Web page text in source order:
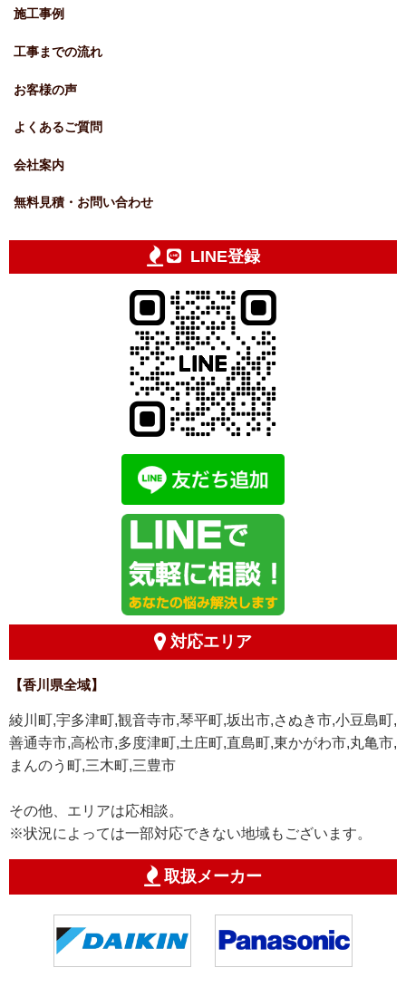
施工事例
工事までの流れ
お客様の声
よくあるご質問
会社案内
無料見積・お問い合わせ
LINE登録
対応エリア
【香川県全域】
綾川町,宇多津町,観音寺市,琴平町,坂出市,さぬき市,小豆島町,
善通寺市,高松市,多度津町,土庄町,直島町,東かがわ市,丸亀市,
まんのう町,三木町,三豊市
その他、エリアは応相談。
※状況によっては一部対応できない地域もございます。
取扱メーカー